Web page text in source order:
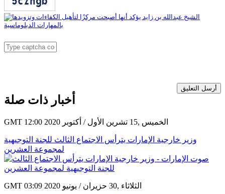
أرسل التعليق
أخبار ذات صلة
GMT 12:00 2020 الخميس ,15 تشرين الأول / أكتوبر
وزير خارجية الإمارات يترأس الاجتماع الثالث للجنة التوجيهية
لمجموعة العشرين
GMT 03:09 2020 الثلاثاء ,30 حزيران / يونيو